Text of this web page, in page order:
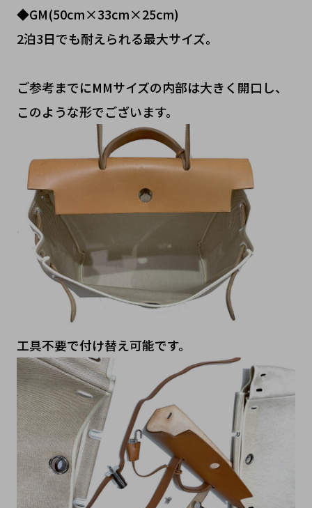
◆GM(50cm×33cm×25cm)
2泊3日でも耐えられる最大サイズ。
ご参考までにMMサイズの内部は大きく開口し、
このような形でございます。
工具不要で付け替え可能です。